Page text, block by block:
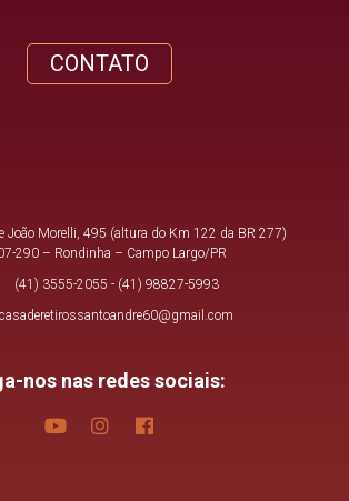
CONTATO
João Morelli, 495 (altura do Km 122 da BR 277)
290 – Rondinha – Campo Largo/PR
(41) 3555-2055 - (41) 98827-5993
casaderetirossantoandre60@gmail.com
nos nas redes sociais: